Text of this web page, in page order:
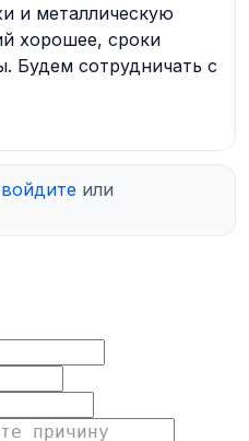
и металлическую
хорошее, сроки
Будем сотрудничать с
войдите или